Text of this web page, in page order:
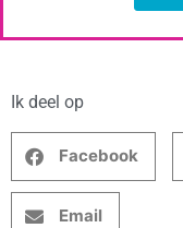
Ik deel op
Facebook
Email